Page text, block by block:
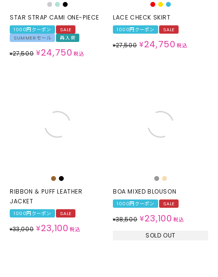
STAR STRAP CAMI ONE-PIECE
1000円クーポン
SALE
SUMMERセール
再入荷
¥27,500 ¥24,750 税込
LACE CHECK SKIRT
1000円クーポン SALE
¥27,500 ¥24,750 税込
RIBBON ＆ PUFF LEATHER
JACKET
1000円クーポン SALE
¥33,000 ¥23,100 税込
BOA MIXED BLOUSON
1000円クーポン SALE
¥38,500 ¥23,100 税込
SOLD OUT